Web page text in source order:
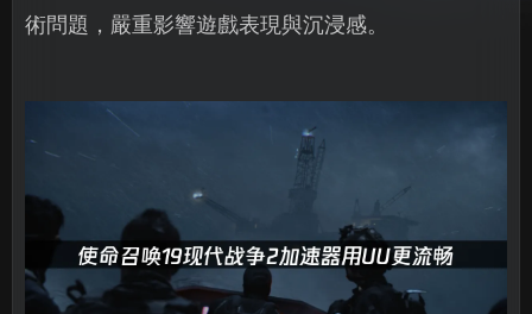
術問題，嚴重影響遊戲表現與沉浸感。